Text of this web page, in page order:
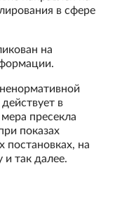
в сфере
на
в
пресекла
показах
постановках, на
так далее.